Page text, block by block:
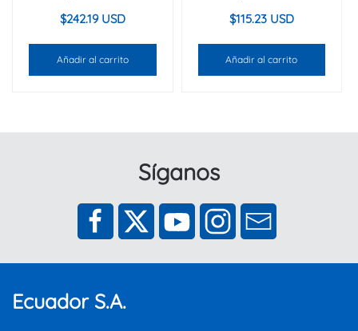
$242.19 USD
Añadir al carrito
$115.23 USD
Añadir al carrito
Síganos
Ecuador S.A.